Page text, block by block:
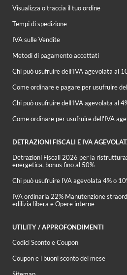
Visualizza o traccia il tuo ordine
Tempi di spedizione
IVA sulle Vendite
Metodi di pagamento accettati
Chi può usufruire dell’IVA agevolata al
Come ordinare e pagare per usufruire
Chi può usufruire dell’IVA agevolata al
Come ordinare per usufruire dell'IVA
DETRAZIONI FISCALI E IVA
Detrazioni Fiscali 2026 per la
energetica, bonus fino al 50%
Chi può usufruire IVA agevolata 4% o
IVA ordinaria 22% Manutenzione
edilizia libera e Opere interne
UTILITY / APPROFONDIMENTI
Codici Sconto e Coupon
Coupon e i buoni sconto del mese